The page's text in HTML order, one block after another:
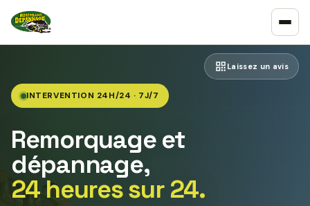
Laissez un avis
INTERVENTION 24H/24 · 7J/7
Remorquage et
dépannage,
24 heures sur 24.